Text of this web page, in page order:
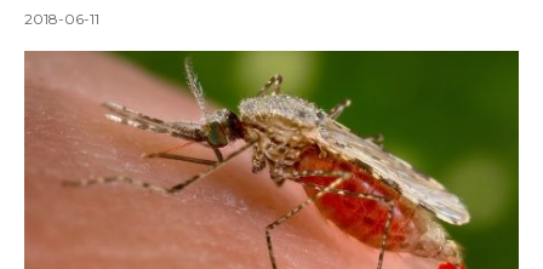
2018-06-11